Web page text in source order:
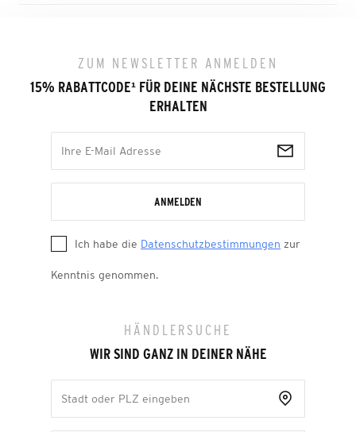
ZUM NEWSLETTER ANMELDEN
15% RABATTCODE¹ FÜR DEINE NÄCHSTE BESTELLUNG
ERHALTEN
ANMELDEN
Ich habe die Datenschutzbestimmungen zur
Kenntnis genommen.
HÄNDLERSUCHE
WIR SIND GANZ IN DEINER NÄHE